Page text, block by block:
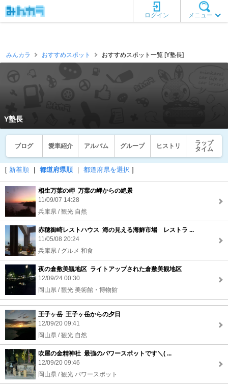
メニュー
ログイン
みんカラ おすすめスポット おすすめスポット一覧 [Y塾長]
Y塾長
ブログ 愛車紹介 アルバム グループ ヒストリ
ラップ
タイム
[ 新着順 ｜ 都道府県順｜ 都道府県を選択 ]
相生万葉の岬 万葉の岬からの絶景
11/09/07 14:28
兵庫県 / 観光 自然
赤穂御崎レストハウス 海の見える海鮮市場 レストラ ...
11/05/08 20:24
兵庫県 / グルメ 和食
夜の倉敷美観地区 ライトアップされた倉敷美観地区
12/09/24 00:30
岡山県 / 観光 美術館・博物館
王子ヶ岳 王子ヶ岳からの夕日
12/09/20 09:41
岡山県 / 観光 自然
吹屋の金精神社 最強のパワースポットです＼( ...
12/09/20 09:46
岡山県 / 観光 パワースポット